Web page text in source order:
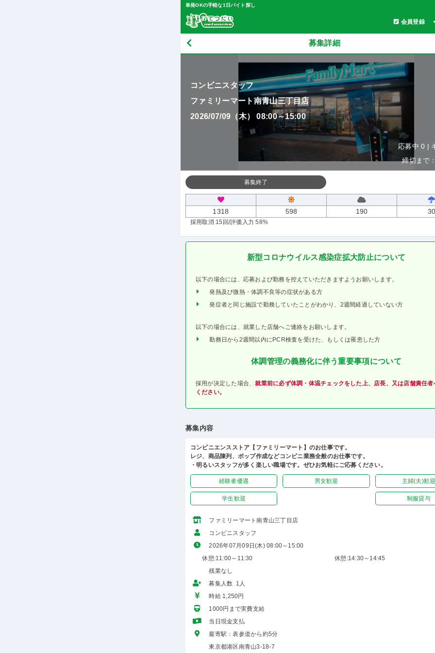
単発OKの手軽な1日バイト探し
会員登録
募集詳細
コンビニスタッフ
ファミリーマート南青山三丁目店
2026/07/09（木） 08:00～15:00
応募中 0 |
締切まで
募集終了
1318 598 190
採用取消 15回/評価入力 58%
新型コロナウイルス感染症拡大防止について
以下の場合には、応募および勤務を控えていただきますようお願いします。
発熱及び微熱・体調不良等の症状がある方
発症者と同じ施設で勤務していたことがわかり、2週間経過していない方
以下の場合には、就業した店舗へご連絡をお願いします。
勤務日から2週間以内にPCR検査を受けた、もしくは罹患した方
体調管理の義務化に伴う重要事項について
採用が決定した場合、就業前に必ず体調・体温チェックをした上、店長、又は店舗責任者
ください。
募集内容
コンビニエンスストア【ファミリーマート】のお仕事です。
レジ、商品陳列、ポップ作成などコンビニ業務全般のお仕事です。
・明るいスタッフが多く楽しい職場です。ぜひお気軽にご応募ください。
経験者優遇 男女歓迎 主婦(夫)歓
学生歓迎 制服貸与
ファミリーマート南青山三丁目店
コンビニスタッフ
2026年07月09日(木) 08:00～15:00
休憩:11:00～11:30
休憩:14:30～14:45
残業なし
募集人数 1人
時給 1,250円
1000円まで実費支給
当日現金支払
最寄駅：表参道から約5分
東京都港区南青山3-18-7